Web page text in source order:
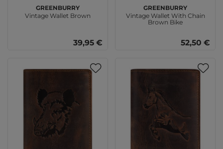
GREENBURRY
Vintage Wallet Brown
39,95 €
GREENBURRY
Vintage Wallet With Chain
Brown Bike
52,50 €